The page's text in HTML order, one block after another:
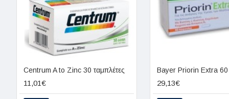
Centrum A to Zinc 30 ταμπλέτες
11,01€
Bayer Priorin Extra 60
29,13€